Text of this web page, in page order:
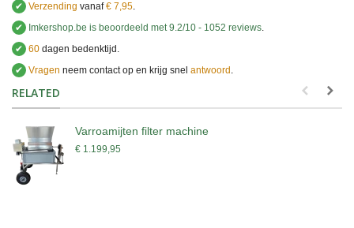
✔ Verzending vanaf€ 7,95.
✔
Imkershop.be is beoordeeld met9.2/10 - 1052 reviews.
✔ 60 dagen bedenktijd.
✔ Vragen neem contact op en krijg snel antwoord .
RELATED
Varroamijten filter machine
€ 1.199,95